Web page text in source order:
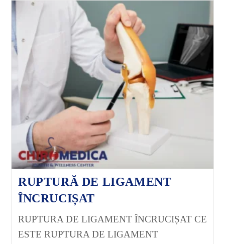
RUPTURĂ DE LIGAMENT
ÎNCRUCIȘAT
RUPTURA DE LIGAMENT ÎNCRUCIȘAT CE
ESTE RUPTURA DE LIGAMENT